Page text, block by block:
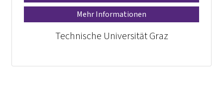
Mehr Informationen
Technische Universität Graz